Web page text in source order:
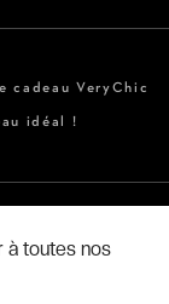
cadeau VeryChic
idéal !
à toutes nos